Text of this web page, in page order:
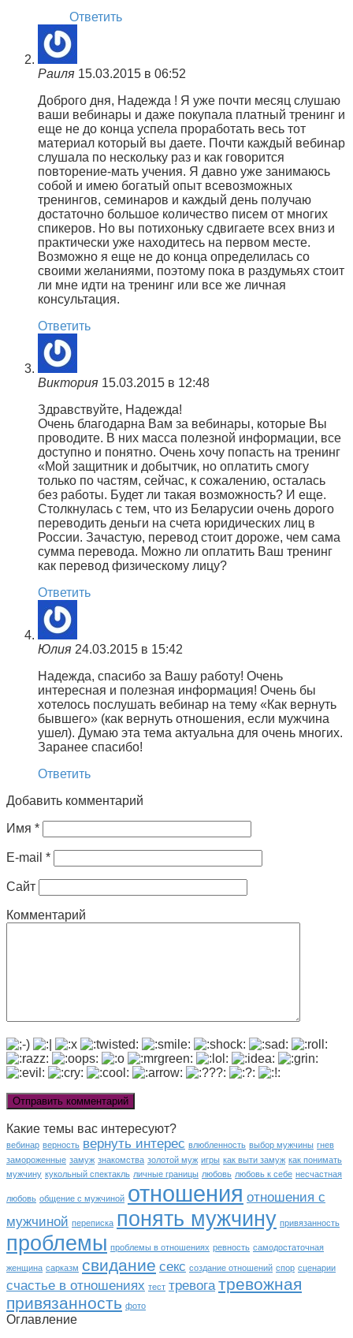
Ответить
Раиля 15.03.2015 в 06:52
Доброго дня, Надежда ! Я уже почти месяц слушаю
ваши вебинары и даже покупала платный тренинг и
еще не до конца успела проработать весь тот
материал который вы даете. Почти каждый вебинар
слушала по нескольку раз и как говорится
повторение-мать учения. Я давно уже занимаюсь
собой и имею богатый опыт всевозможных
тренингов, семинаров и каждый день получаю
достаточно большое количество писем от многих
спикеров. Но вы потихоньку сдвигаете всех вниз и
практически уже находитесь на первом месте.
Возможно я еще не до конца определилась со
своими желаниями, поэтому пока в раздумьях стоит
ли мне идти на тренинг или все же личная
консультация.
Ответить
Виктория 15.03.2015 в 12:48
Здравствуйте, Надежда!
Очень благодарна Вам за вебинары, которые Вы
проводите. В них масса полезной информации, все
доступно и понятно. Очень хочу попасть на тренинг
«Мой защитник и добытчик, но оплатить смогу
только по частям, сейчас, к сожалению, осталась
без работы. Будет ли такая возможность? И еще.
Столкнулась с тем, что из Беларусии очень дорого
переводить деньги на счета юридических лиц в
России. Зачастую, перевод стоит дороже, чем сама
сумма перевода. Можно ли оплатить Ваш тренинг
как перевод физическому лицу?
Ответить
Юлия 24.03.2015 в 15:42
Надежда, спасибо за Вашу работу! Очень
интересная и полезная информация! Очень бы
хотелось послушать вебинар на тему «Как вернуть
бывшего» (как вернуть отношения, если мужчина
ушел). Думаю эта тема актуальна для очень многих.
Заранее спасибо!
Ответить
Добавить комментарий
Имя *
E-mail *
Сайт
Комментарий
Какие темы вас интересуют?
вебинар верность вернуть интерес влюбленность выбор мужчины гнев
замороженные замуж знакомства золотой муж игры как выти замуж как понимать
мужчину кукольный спектакль личные границы любовь любовь к себе несчастная
любовь общение с мужчиной отношения отношения с
мужчиной переписка понять мужчину привязанность
проблемы проблемы в отношениях ревность самодостаточная
женщина сарказм свидание секс создание отношений спор сценарии
счастье в отношениях тест тревога тревожная
привязанность фото
Оглавление